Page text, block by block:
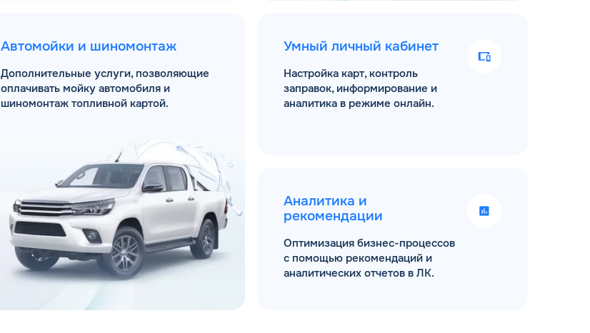
Автомойки и шиномонтаж
Дополнительные услуги, позволяющие
оплачивать мойку автомобиля и
шиномонтаж топливной картой.
Умный личный кабинет
Настройка карт, контроль
заправок, информирование и
аналитика в режиме онлайн.
Аналитика и
рекомендации
Оптимизация бизнес-процессов
с помощью рекомендаций и
аналитических отчетов в ЛК.